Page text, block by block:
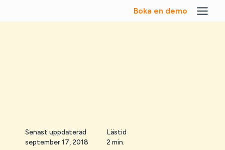
Boka en demo
Senast uppdaterad
september 17, 2018
Lästid
2 min.